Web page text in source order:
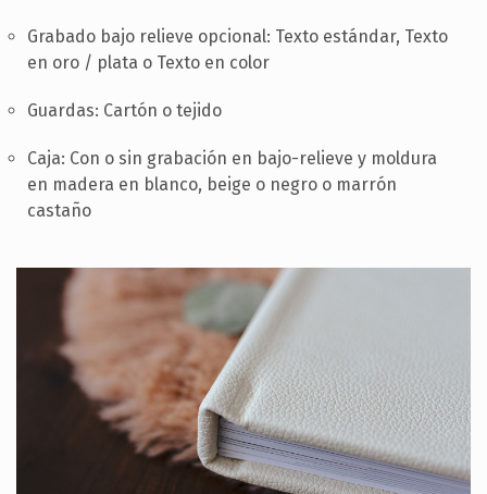
Grabado bajo relieve opcional: Texto estándar, Texto
en oro / plata o Texto en color
Guardas: Cartón o tejido
Caja: Con o sin grabación en bajo-relieve y moldura
en madera en blanco, beige o negro o marrón
castaño